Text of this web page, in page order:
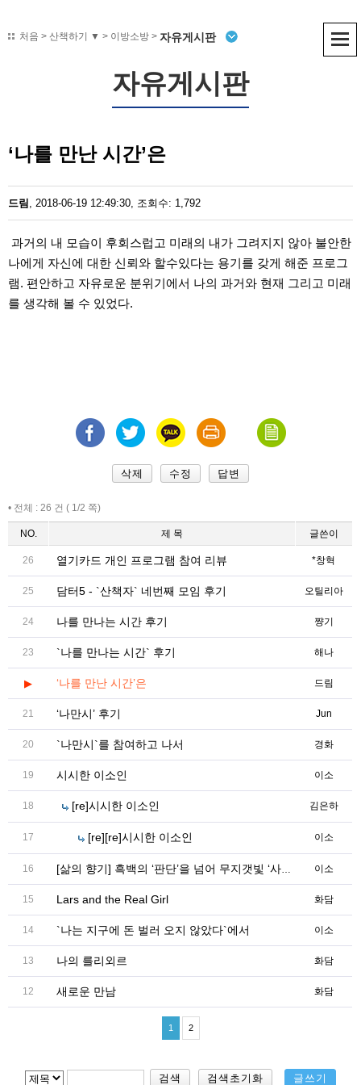
처음 > 산책하기 ▼ > 이방소방 > 자유게시판
자유게시판
‘나를 만난 시간’은
드림 , 2018-06-19 12:49:30, 조회수: 1,792
과거의 내 모습이 후회스럽고 미래의 내가 그려지지 않아 불안한
나에게 자신에 대한 신뢰와 할수있다는 용기를 갖게 해준 프로그
램. 편안하고 자유로운 분위기에서 나의 과거와 현재 그리고 미래
를 생각해 볼 수 있었다.
삭제 수정 답변
• 전체 : 26 건 ( 1/2 쪽)
NO. 제 목 글쓴이
26 열기카드 개인 프로그램 참여 리뷰 *창혁
25 담터5 - `산책자` 네번째 모임 후기 오틸리아
24 나를 만나는 시간 후기 쨩기
23 `나를 만나는 시간` 후기 해나
▶ ‘나를 만난 시간’은 드림
21 ‘나만시’ 후기 Jun
20 `나만시`를 참여하고 나서 경화
19 시시한 이소인 이소
18 [re]시시한 이소인 김은하
17 [re][re]시시한 이소인 이소
16 [삶의 향기] 흑백의 ‘판단’을 넘어 무지갯빛 ‘사유’의 세계로 이소
15 Lars and the Real Girl 화담
14 `나는 지구에 돈 벌러 오지 않았다`에서 이소
13 나의 를리외르 화담
12 새로운 만남 화담
1 2
검색 검색초기화 글쓰기